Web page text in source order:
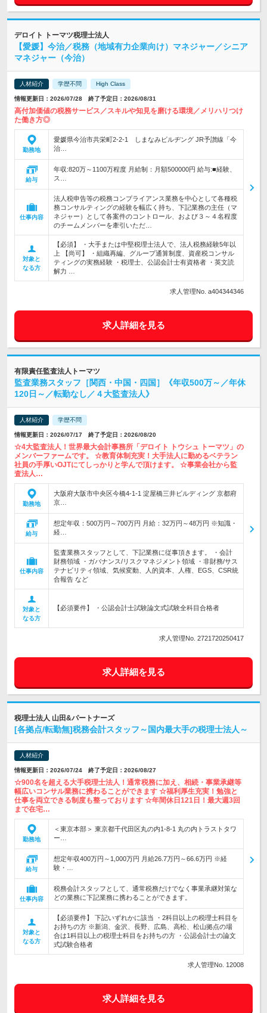
デロイト トーマツ税理士法人
【愛媛】今治／税務（地域有力企業向け）マネジャー／シニア
マネジャー（今治）
人材紹介 学歴不問 High Class
情報更新日：2026/07/28 終了予定日：2026/08/31
高付加価値の税務サービス／スキルや知見を磨ける環境／メリハリつけ
た働き方◎
勤務地
愛媛県今治市共栄町2-2-1 しまなみビルヂング JR予讃線「今
治…
給与
年収:820万～1100万程度 月給制：月額500000円 給与:■経験、
ス…
仕事内容
法人税申告等の税務コンプライアンス業務を中心として各種税
務コンサルティングの経験を幅広く持ち、下記業務の主任（マ
ネジャー）として各案件のコントロール、および３～４名程度
のチームメンバーを牽引いただ…
対象と
なる方
【必須】 ・大手または中堅税理士法人で、法人税務経験5年以
上 【尚可】 ・組織再編、グループ通算制度、資産税コンサル
ティングの実務経験 ・税理士、公認会計士有資格者 ・英文読
解力 …
求人管理No. a404344346
求人詳細を見る
有限責任監査法人トーマツ
監査業務スタッフ［関西・中国・四国］《年収500万～／年休
120日～／転勤なし／４大監査法人》
人材紹介 学歴不問
情報更新日：2026/07/17 終了予定日：2026/08/20
☆4大監査法人！世界最大会計事務所「デロイト トウシュ トーマツ」の
メンバーファームです。 ☆教育体制充実！大手法人に勤めるベテラン
社員の手厚いOJTにてしっかりと学んで頂けます。 ☆事業会社から監
査法人…
勤務地
大阪府大阪市中央区今橋4-1-1 淀屋橋三井ビルディング 京都府
京…
給与
想定年収：500万円～700万円 月給：32万円～48万円 ※知識・
経…
仕事内容
監査業務スタッフとして、下記業務に従事頂きます。 ・会計
財務領域 ・ガバナンス/リスクマネジメント領域 ・非財務/サス
テナビリティ領域、気候変動、人的資本、人権、EGS、CSR統
合報告 など
対象と
なる方
【必須要件】 ・公認会計士試験論文式試験全科目合格者
求人管理No. 2721720250417
求人詳細を見る
税理士法人 山田&パートナーズ
[各拠点/転勤無]税務会計スタッフ～国内最大手の税理士法人～
人材紹介
情報更新日：2026/07/24 終了予定日：2026/08/27
☆900名を超える大手税理士法人！通常税務に加え、相続・事業承継等
幅広いコンサル業務に携わることができます ☆福利厚生充実！勉強と
仕事を両立できる制度も整っております ☆年間休日121日！最大週3回
まで在宅…
勤務地
＜東京本部＞ 東京都千代田区丸の内1-8-1 丸の内トラストタワ
ー…
給与
想定年収400万円～1,000万円 月給26.7万円～66.6万円 ※経
験・…
仕事内容
税務会計スタッフとして、通常税務だけでなく事業承継対策な
どの業務に下記業務に携わることができます。
対象と
なる方
【必須要件】 下記いずれかに該当 ・2科目以上の税理士科目を
お持ちの方 ※新潟、金沢、長野、広島、高松、松山拠点の場
合は1科目以上の税理士科目をお持ちの方 ・公認会計士の論文
式試験合格者
求人管理No. 12008
求人詳細を見る